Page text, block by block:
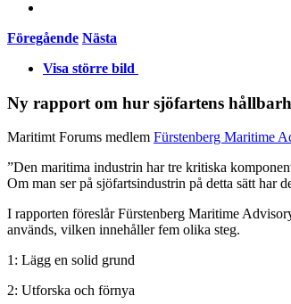
Föregående Nästa
Visa större bild
Ny rapport om hur sjöfartens
Maritimt Forums medlem Fürstenberg Maritime
”Den maritima industrin har tre kritiska
Om man ser på sjöfartsindustrin på detta sätt har
I rapporten föreslår Fürstenberg Maritime
används, vilken innehåller fem olika steg.
1: Lägg en solid grund
2: Utforska och förnya